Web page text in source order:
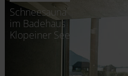
Schneesauna
im Badehaus
Klopeiner See